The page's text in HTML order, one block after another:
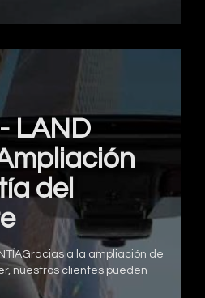
LAND
del
a la ampliación de
nuestros clientes pueden